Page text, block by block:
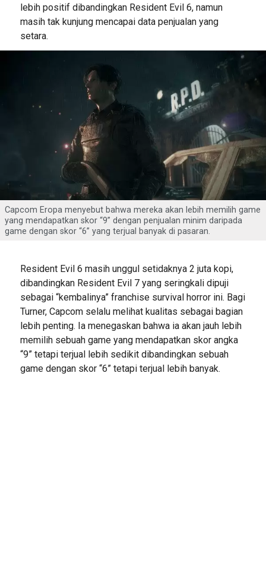
lebih positif dibandingkan Resident Evil 6, namun
masih tak kunjung mencapai data penjualan yang
setara.
Capcom Eropa menyebut bahwa mereka akan lebih memilih game
yang mendapatkan skor “9” dengan penjualan minim daripada
game dengan skor “6” yang terjual banyak di pasaran.
Resident Evil 6 masih unggul setidaknya 2 juta kopi,
dibandingkan Resident Evil 7 yang seringkali dipuji
sebagai “kembalinya” franchise survival horror ini. Bagi
Turner, Capcom selalu melihat kualitas sebagai bagian
lebih penting. Ia menegaskan bahwa ia akan jauh lebih
memilih sebuah game yang mendapatkan skor angka
“9” tetapi terjual lebih sedikit dibandingkan sebuah
game dengan skor “6” tetapi terjual lebih banyak.